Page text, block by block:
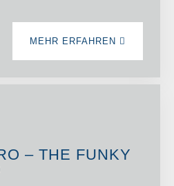
MEHR ERFAHREN
– THE FUNKY